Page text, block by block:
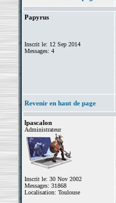
Papyrus
Inscrit le: 12 Sep 2014
Messages: 4
Revenir en haut de page
lpascalon
Administrateur
Inscrit le: 30 Nov 2002
Messages: 31868
Localisation: Toulouse